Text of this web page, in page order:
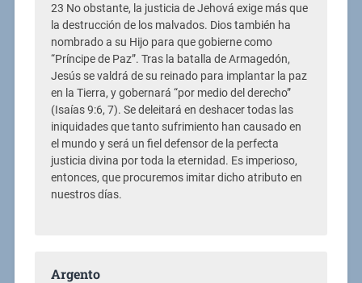
23 No obstante, la justicia de Jehová exige más que
la destrucción de los malvados. Dios también ha
nombrado a su Hijo para que gobierne como
“Príncipe de Paz”. Tras la batalla de Armagedón,
Jesús se valdrá de su reinado para implantar la paz
en la Tierra, y gobernará “por medio del derecho”
(Isaías 9:6, 7). Se deleitará en deshacer todas las
iniquidades que tanto sufrimiento han causado en
el mundo y será un fiel defensor de la perfecta
justicia divina por toda la eternidad. Es imperioso,
entonces, que procuremos imitar dicho atributo en
nuestros días.
Argento